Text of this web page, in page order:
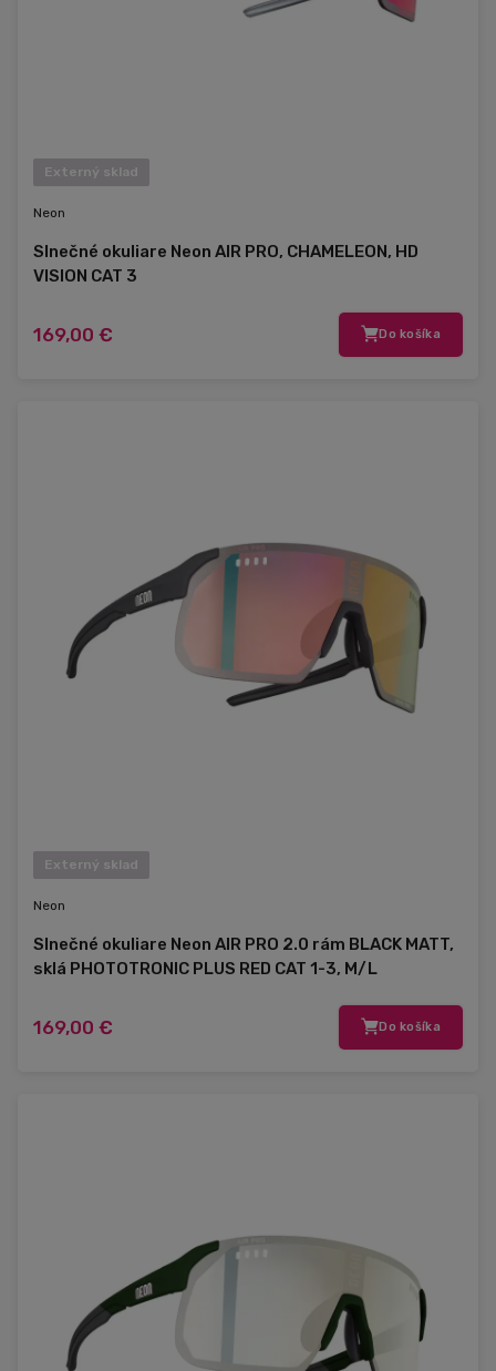
Externý sklad
Neon
Slnečné okuliare Neon AIR PRO, CHAMELEON, HD
VISION CAT 3
169,00 € Do košíka
Externý sklad
Neon
Slnečné okuliare Neon AIR PRO 2.0 rám BLACK MATT,
sklá PHOTOTRONIC PLUS RED CAT 1-3, M/L
169,00 € Do košíka